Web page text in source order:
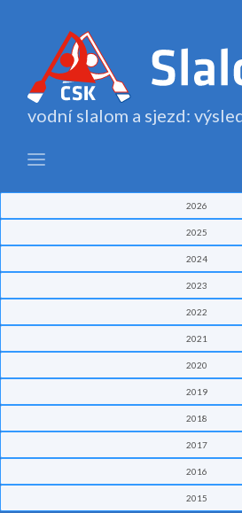
vodní slalom a sjezd:
2026
2025
2024
2023
2022
2021
2020
2019
2018
2017
2016
2015